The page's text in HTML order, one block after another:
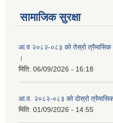
सामाजिक सुरक्षा
आ.व २०८२-०८३ को तेस्रो त्रैमासिक
।
मिति: 06/09/2026 - 16:18
आ.व. २०८२-०८३ को दोस्रो त्रैमासिक
मिति: 01/09/2026 - 14:55